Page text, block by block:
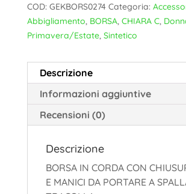
COD: GEKBORS0274 Categoria:
Abbigliamento, BORSA, CHIARA C,
Primavera/Estate, Sintetico
Descrizione
Informazioni aggiuntive
Recensioni (0)
Descrizione
BORSA IN CORDA CON
E MANICI DA PORTARE A